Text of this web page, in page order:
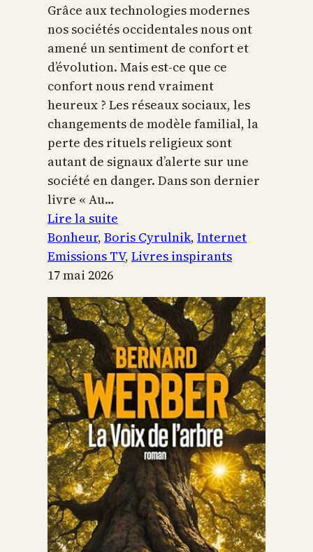
Grâce aux technologies modernes
nos sociétés occidentales nous ont
amené un sentiment de confort et
d’évolution. Mais est-ce que ce
confort nous rend vraiment
heureux ? Les réseaux sociaux, les
changements de modèle familial, la
perte des rituels religieux sont
autant de signaux d’alerte sur une
société en danger. Dans son dernier
livre « Au…
Lire la suite
Boris
Cyrulnik,
petits
bonheurs
Bonheur, Boris Cyrulnik, Internet
Emissions TV, Livres inspirants
17 mai 2026